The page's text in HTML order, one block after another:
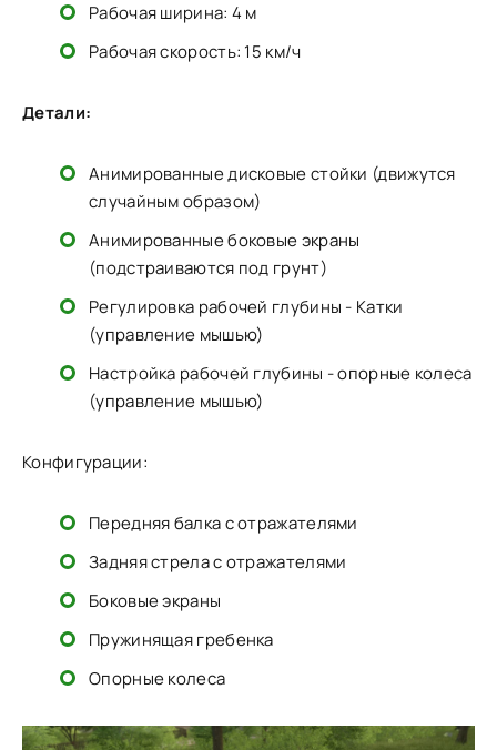
Рабочая ширина: 4 м
Рабочая скорость: 15 км/ч
Детали:
Анимированные дисковые стойки (движутся
случайным образом)
Анимированные боковые экраны
(подстраиваются под грунт)
Регулировка рабочей глубины - Катки
(управление мышью)
Настройка рабочей глубины - опорные колеса
(управление мышью)
Конфигурации:
Передняя балка с отражателями
Задняя стрела с отражателями
Боковые экраны
Пружинящая гребенка
Опорные колеса